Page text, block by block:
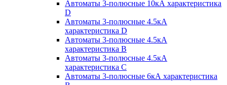
Автоматы 3-полюсные 10кА характеристика
D
Автоматы 3-полюсные 4.5кА
характеристика D
Автоматы 3-полюсные 4.5кА
характеристика В
Автоматы 3-полюсные 4.5кА
характеристика С
Автоматы 3-полюсные 6кА характеристика